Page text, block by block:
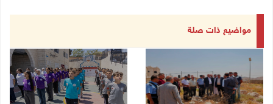
مواضيع ذات صلة